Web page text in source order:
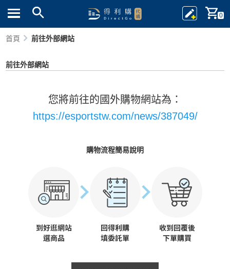
0
首頁 前往外部網站
前往外部網站
您將前往的國外購物網站為：
https://esportstw.com/news/387049/
購物流程簡易說明